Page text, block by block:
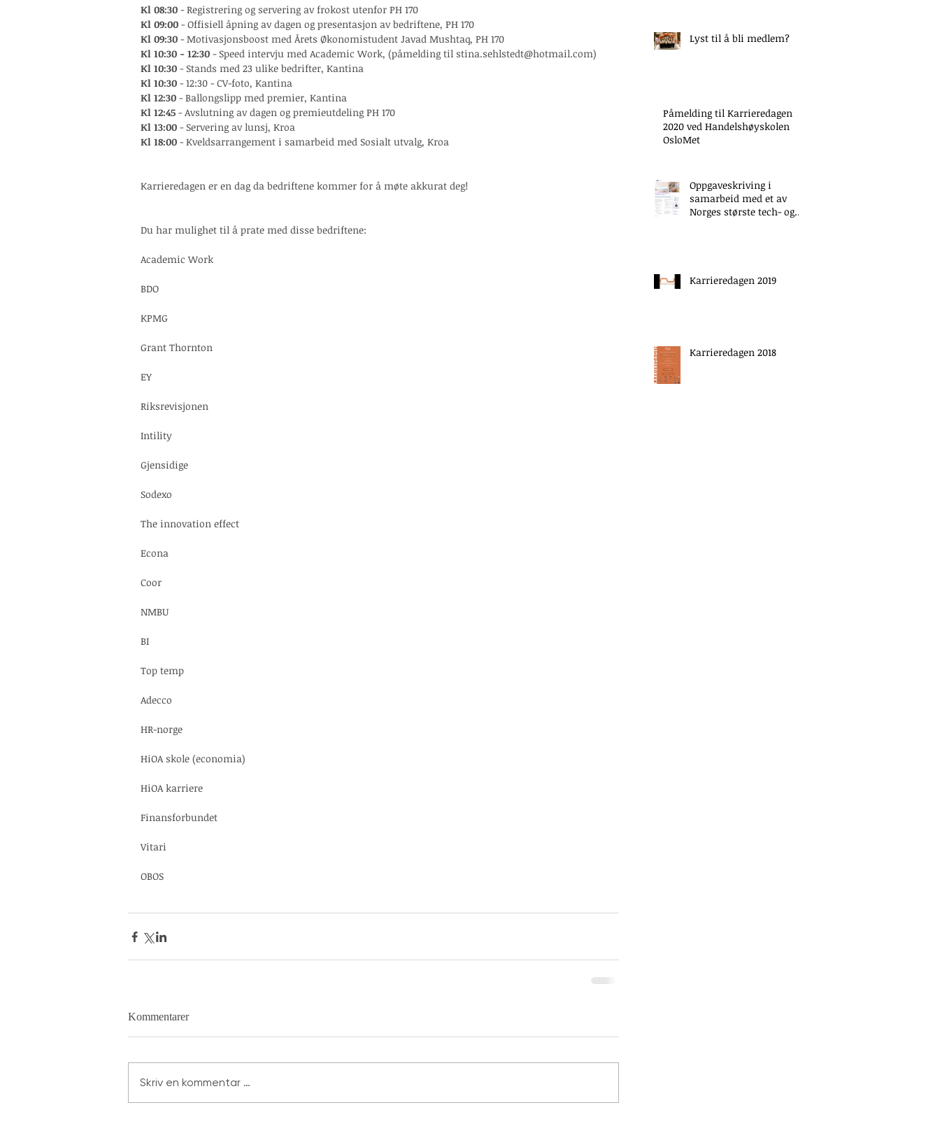
Kl 08:30 - Registrering og servering av frokost utenfor PH 170
Kl 09:00 - Offisiell åpning av dagen og presentasjon av bedriftene, PH 170
Kl 09:30 - Motivasjonsboost med Årets Økonomistudent Javad Mushtaq, PH 170
Kl 10:30 - 12:30 - Speed intervju med Academic Work, (påmelding til stina.sehlstedt@hotmail.com)
Kl 10:30 - Stands med 23 ulike bedrifter, Kantina
Kl 10:30 - 12:30 - CV-foto, Kantina
Kl 12:30 - Ballongslipp med premier, Kantina
Kl 12:45 - Avslutning av dagen og premieutdeling PH 170
Kl 13:00 - Servering av lunsj, Kroa
Kl 18:00 - Kveldsarrangement i samarbeid med Sosialt utvalg, Kroa
Karrieredagen er en dag da bedriftene kommer for å møte akkurat deg!
Du har mulighet til å prate med disse bedriftene:
Academic Work
BDO
KPMG
Grant Thornton
EY
Riksrevisjonen
Intility
Gjensidige
Sodexo
The innovation effect
Econa
Coor
NMBU
BI
Top temp
Adecco
HR-norge
HiOA skole (economia)
HiOA karriere
Finansforbundet
Vitari
OBOS
Kommentarer
Skriv en kommentar …
Lyst til å bli medlem?
Påmelding til Karrieredagen
2020 ved Handelshøyskolen
OsloMet
Oppgaveskriving i
samarbeid med et av
Norges største tech- og
Karrieredagen 2019
Karrieredagen 2018